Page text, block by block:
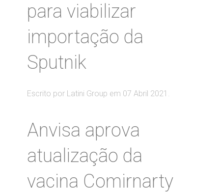
para viabilizar
importação da
Sputnik
Escrito por Latini Group em 07 Abril 2021 .
Anvisa aprova
atualização da
vacina Comirnarty